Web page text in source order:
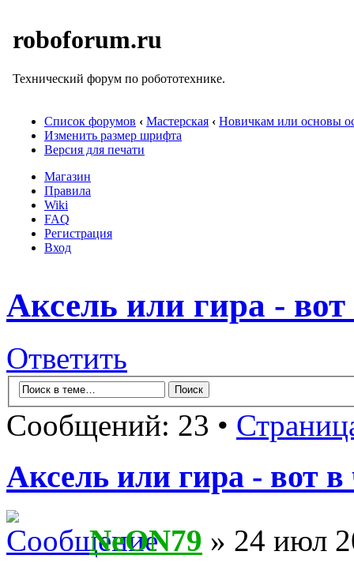
roboforum.ru
Технический форум по робототехнике.
Список форумов ‹ Мастерская ‹ Новичкам или основы
Изменить размер шрифта
Версия для печати
Магазин
Правила
Wiki
FAQ
Регистрация
Вход
Аксель или гира -
Ответить
Сообщений: 23 •
Аксель или гира - вот
NeON79 » 24 июл